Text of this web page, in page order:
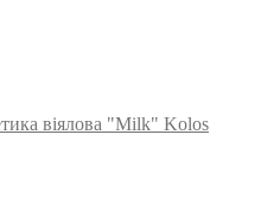
віялова "Milk" Kolos